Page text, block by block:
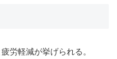
労軽減が挙げられる。